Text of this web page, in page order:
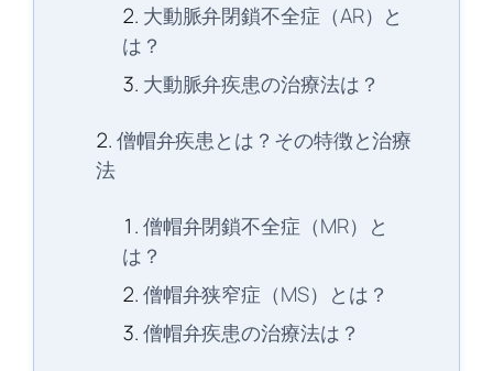
大動脈弁閉鎖不全症（AR）と
は？
大動脈弁疾患の治療法は？
僧帽弁疾患とは？その特徴と治療
法
僧帽弁閉鎖不全症（MR）と
は？
僧帽弁狭窄症（MS）とは？
僧帽弁疾患の治療法は？